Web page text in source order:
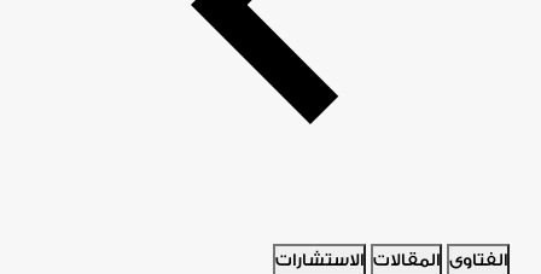
الفتاوى المقالات الاستشارات